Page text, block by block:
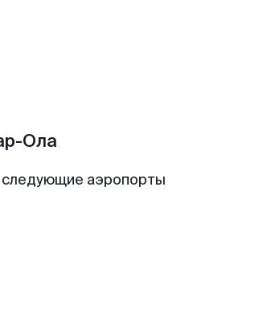
Ола
аэропорты